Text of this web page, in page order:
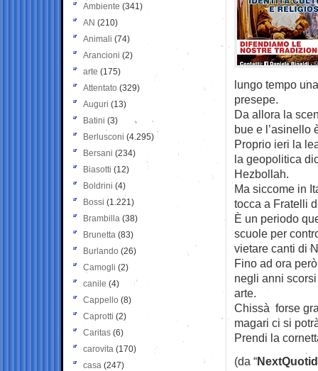
lungo tempo
presepe.
Da allora la
bue e l’asinello
Proprio ieri la
la geopolitica
Hezbollah.
Ma siccome in
tocca a Fratelli
È un periodo
scuole per
vietare canti di
Fino ad ora
negli anni
arte.
Chissà forse
magari ci si
Prendi la
(da “
Ambiente (341)
AN (210)
Animali (74)
Arancioni (2)
arte (175)
Attentato (329)
Auguri (13)
Batini (3)
Berlusconi (4.295)
Bersani (234)
Biasotti (12)
Boldrini (4)
Bossi (1.221)
Brambilla (38)
Brunetta (83)
Burlando (26)
Camogli (2)
canile (4)
Cappello (8)
Caprotti (2)
Caritas (6)
carovita (170)
casa (247)